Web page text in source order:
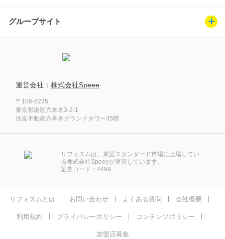
グループサイト
運営会社： 株式会社Speee
〒106-6235
東京都港区六本木3-2-1
住友不動産六本木グランドタワー35階
リフォスムは、東証スタンダード市場に上場してい
る株式会社Speeeが運営しています。
証券コード：4499
リフォスムとは お問い合わせ よくある質問 会社概要
利用規約 プライバシーポリシー コンテンツポリシー
加盟店募集